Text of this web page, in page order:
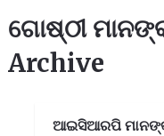
ଗୋଷ୍ଠୀ
Archive
ଆଇସିଆରପି